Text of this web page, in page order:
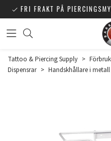
FRI FRAKT PÅ
Tattoo & Piercing Supply >
Dispensrar > Handskhållare i metall